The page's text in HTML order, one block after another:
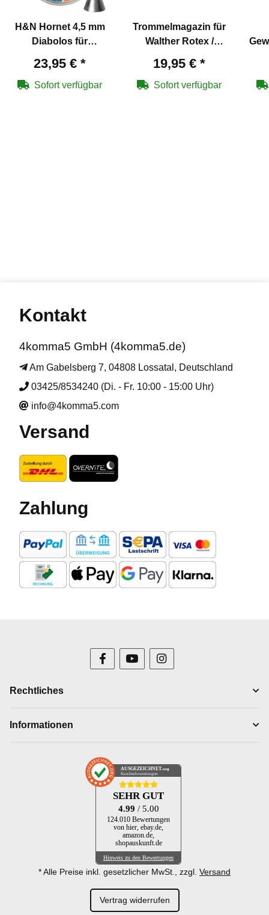
H&N Hornet 4,5 mm
Diabolos für
23,95 € *
Sofort verfügbar
Trommelmagazin für
Walther Rotex /
mm
19,95 € *
Sofort verfügbar
Kontakt
4komma5 GmbH (4komma5.de)
Am Gabelsberg 7, 04808 Lossatal, Deutschland
03425/8534240 (Di. - Fr. 10:00 - 15:00 Uhr)
info@4komma5.com
Versand
Zahlung
Rechtliches
Informationen
AUSGEZEICHNET .org
Kundenbewertungen
SEHR GUT
4.99 / 5.00
124.010 Bewertungen
von hier, ebay.de,
amazon.de,
shopauskunft.de
Hinweis zu den Bewertungen
* Alle Preise inkl. gesetzlicher MwSt., zzgl. Versand
Vertrag widerrufen